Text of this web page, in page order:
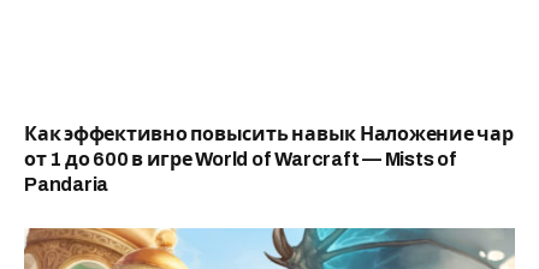
Как эффективно повысить навык Наложение чар
от 1 до 600 в игре World of Warcraft — Mists of
Pandaria